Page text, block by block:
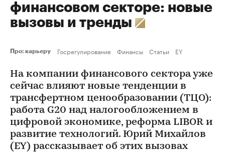
финансовом секторе: новые
вызовы и тренды
Про: карьеру Госрегулирование Финансы Статьи EY
На компании финансового сектора уже
сейчас влияют новые тенденции в
трансфертном ценообразовании (ТЦО):
работа G20 над налогообложением в
цифровой экономике, реформа LIBOR и
развитие технологий. Юрий Михайлов
(EY) рассказывает об этих вызовах